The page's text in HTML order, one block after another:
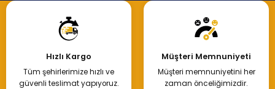
Hızlı Kargo
Tüm şehirlerimize hızlı ve
güvenli teslimat yapıyoruz.
Müşteri Memnuniyeti
Müşteri memnuniyetini her
zaman önceliğimizdir.